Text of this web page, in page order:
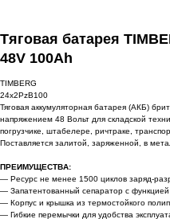
Тяговая батарея
48V 100Ah
TIMBERG
24x2PzB100
Тяговая аккумуляторная батарея (АКБ)
напряжением 48 Вольт для складской
погрузчике, штабелере, ричтраке,
Поставляется залитой, заряженной, в
ПРЕИМУЩЕСТВА:
— Ресурс не менее 1500 циклов заряд-
— Запатентованный сепаратор с
— Корпус и крышка из термостойкого
— Гибкие перемычки для удобства